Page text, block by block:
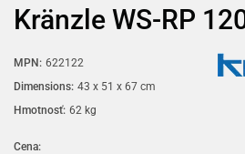
Kränzle WS-RP
MPN: 622122
Dimensions: 43 x 51 x 67 cm
Hmotnosť: 62 kg
Cena: